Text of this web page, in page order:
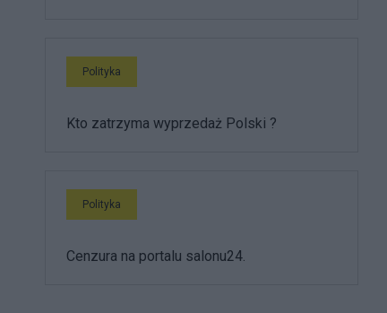
Polityka
Kto zatrzyma wyprzedaż Polski ?
Polityka
Cenzura na portalu salonu24.